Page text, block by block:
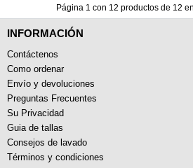
Página 1 con 12 productos de 12
INFORMACIÓN
Contáctenos
Como ordenar
Envío y devoluciones
Preguntas Frecuentes
Su Privacidad
Guia de tallas
Consejos de lavado
Términos y condiciones